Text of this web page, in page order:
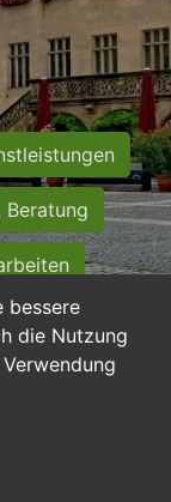
bessere
die Nutzung
Beratung